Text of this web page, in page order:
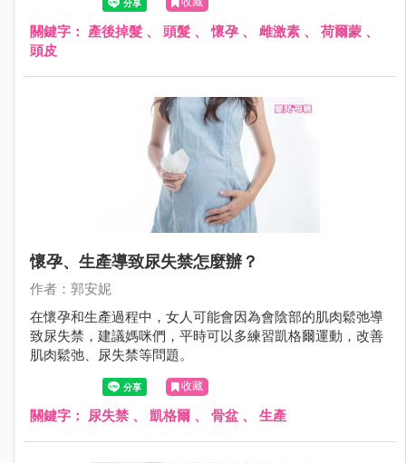
關鍵字： 產後掉髮 、 頭髮 、懷孕 、 雌激素 、 荷爾蒙 、
頭皮
懷孕、生產導致尿失禁怎麼辦？
作者：郭安妮
在懷孕和生產過程中，女人可能會因為會陰部的肌肉鬆弛導
致尿失禁，建議媽咪們，平時可以多練習凱格爾運動，改善
肌肉鬆弛、尿失禁等問題。
收藏
關鍵字： 尿失禁 、 凱格爾 、 骨盆 、 生產